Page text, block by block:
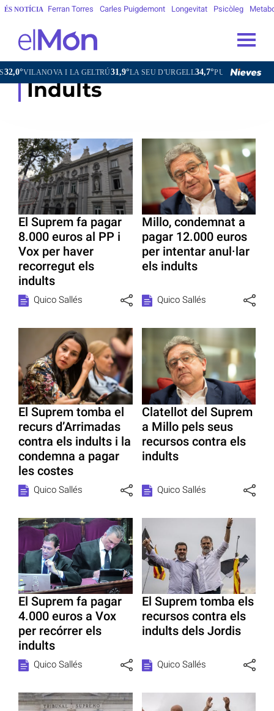
ÉS NOTÍCIA Ferran Torres Carles Puigdemont Longevitat Psicòleg
VILANOVA I LA GELTRÚ31,9°LA SEU D'URGELL34,7°PUIGCERDÀ30,7°
Indults
El Suprem fa pagar
8.000 euros al PP i
Vox per haver
recorregut els
indults
Quico Sallés
Millo, condemnat a
pagar 12.000 euros
per intentar anul·lar
els indults
Quico Sallés
El Suprem tomba el
recurs d’Arrimadas
contra els indults i la
condemna a pagar
les costes
Quico Sallés
Clatellot del Suprem
a Millo pels seus
recursos contra els
indults
Quico Sallés
El Suprem fa pagar
4.000 euros a Vox
per recórrer els
indults
Quico Sallés
El Suprem tomba els
recursos contra els
indults dels Jordis
Quico Sallés